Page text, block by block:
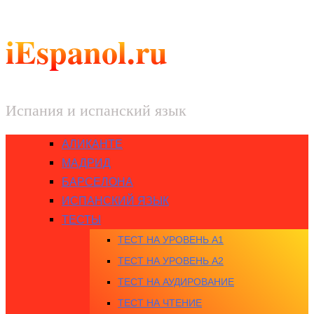
iEspanol.ru
Испания и испанский язык
АЛИКАНТЕ
МАДРИД
БАРСЕЛОНА
ИСПАНСКИЙ ЯЗЫК
ТЕСТЫ
ТЕСТ НА УРОВЕНЬ A1
ТЕСТ НА УРОВЕНЬ A2
ТЕСТ НА АУДИРОВАНИЕ
ТЕСТ НА ЧТЕНИЕ